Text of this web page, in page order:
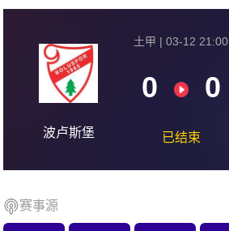
波卢斯堡
土甲 | 03-12 21:00
0 0
已结束
赛事源